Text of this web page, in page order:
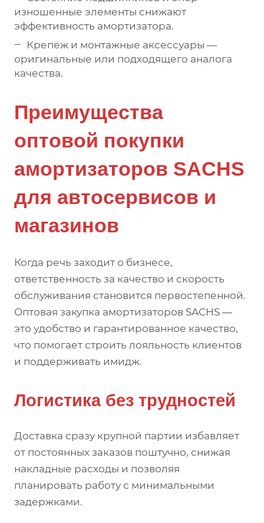
изношенные элементы снижают
эффективность амортизатора.
Крепёж и монтажные аксессуары —
оригинальные или подходящего аналога
качества.
Преимущества
оптовой покупки
амортизаторов SACHS
для автосервисов и
магазинов
Когда речь заходит о бизнесе,
ответственность за качество и скорость
обслуживания становится первостепенной.
Оптовая закупка амортизаторов SACHS —
это удобство и гарантированное качество,
что помогает строить лояльность клиентов
и поддерживать имидж.
Логистика без трудностей
Доставка сразу крупной партии избавляет
от постоянных заказов поштучно, снижая
накладные расходы и позволяя
планировать работу с минимальными
задержками.